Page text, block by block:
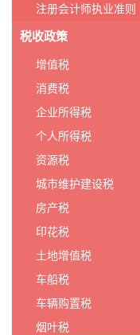
注册会计师执业准则
税收政策
增值税
消费税
企业所得税
个人所得税
资源税
城市维护建设税
房产税
印花税
土地增值税
车船税
车辆购置税
烟叶税